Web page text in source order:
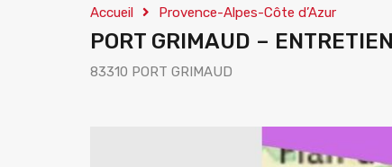
Accueil Provence-Alpes-Côte d’Azur
PORT GRIMAUD –
83310 PORT GRIMAUD